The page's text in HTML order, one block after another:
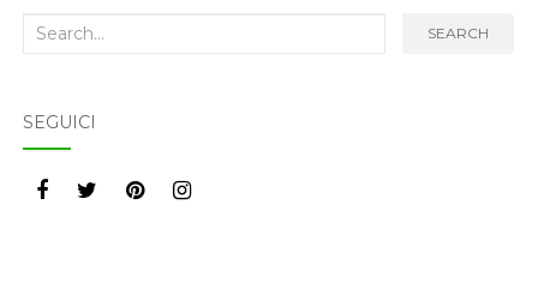
Search
SEARCH
SEGUICI